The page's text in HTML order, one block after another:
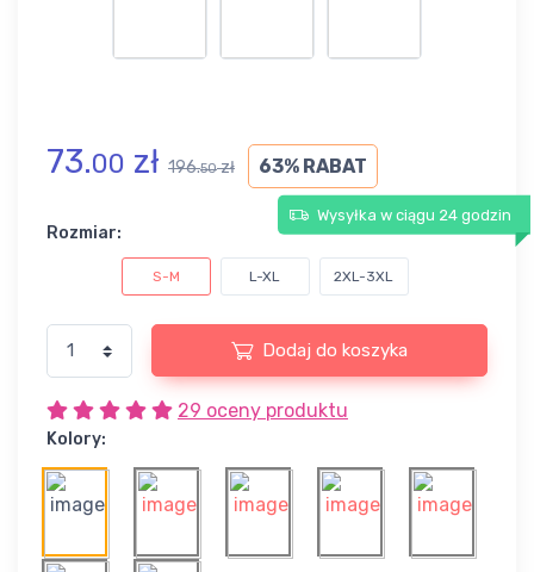
73.00 zł 196.50zł 63% RABAT
Wysyłka w ciągu 24 godzin
Rozmiar:
S-M L-XL 2XL-3XL
Dodaj do koszyka
29 oceny produktu
Kolory: